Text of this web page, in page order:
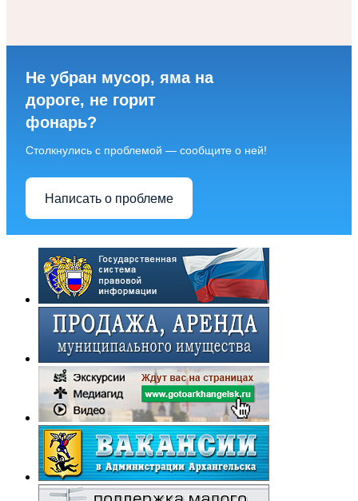
Не убран мусор, яма на
дороге, не горит
фонарь?
Столкнулись с проблемой — сообщите о ней!
Написать о проблеме